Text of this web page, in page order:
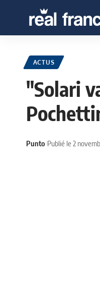
ACTUS
"Solari
Punto Publié le 2